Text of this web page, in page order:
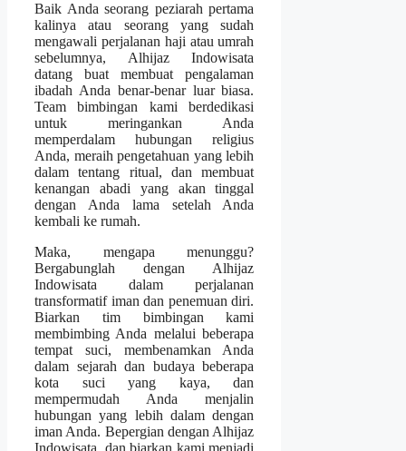
Baik Anda seorang peziarah pertama
kalinya atau seorang yang sudah
mengawali perjalanan haji atau umrah
sebelumnya, Alhijaz Indowisata
datang buat membuat pengalaman
ibadah Anda benar-benar luar biasa.
Team bimbingan kami berdedikasi
untuk meringankan Anda
memperdalam hubungan religius
Anda, meraih pengetahuan yang lebih
dalam tentang ritual, dan membuat
kenangan abadi yang akan tinggal
dengan Anda lama setelah Anda
kembali ke rumah.
Maka, mengapa menunggu?
Bergabunglah dengan Alhijaz
Indowisata dalam perjalanan
transformatif iman dan penemuan diri.
Biarkan tim bimbingan kami
membimbing Anda melalui beberapa
tempat suci, membenamkan Anda
dalam sejarah dan budaya beberapa
kota suci yang kaya, dan
mempermudah Anda menjalin
hubungan yang lebih dalam dengan
iman Anda. Bepergian dengan Alhijaz
Indowisata, dan biarkan kami menjadi